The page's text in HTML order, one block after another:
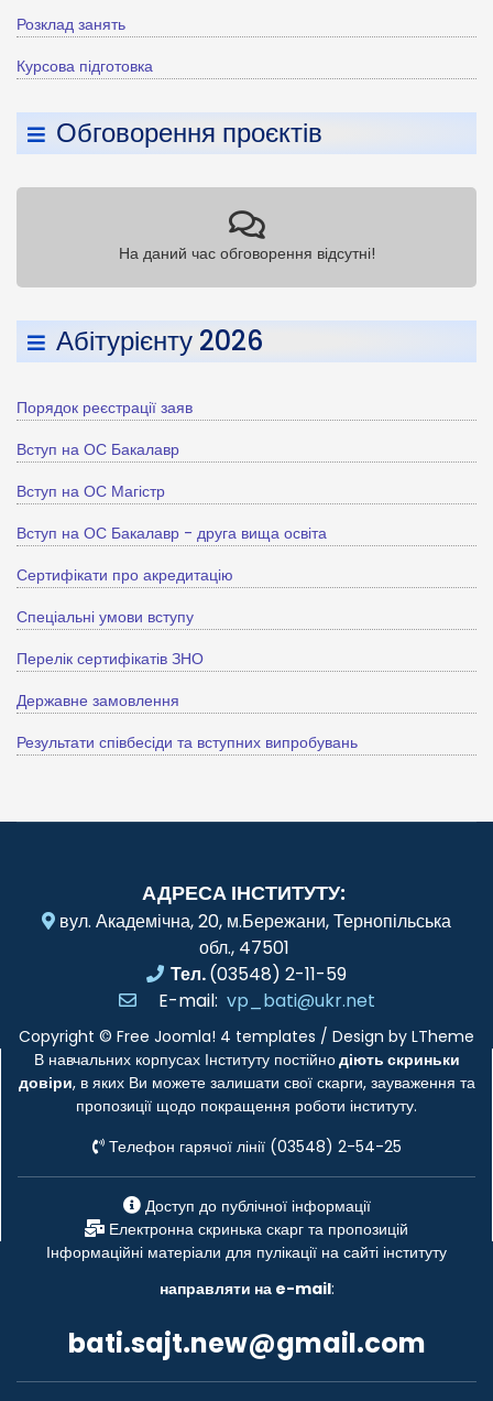
Розклад занять
Курсова підготовка
Обговорення проєктів
На даний час обговорення відсутні!
Абітурієнту 2026
Порядок реєстрації заяв
Вступ на ОС Бакалавр
Вступ на ОС Магістр
Вступ на ОС Бакалавр - друга вища освіта
Сертифікати про акредитацію
Спеціальні умови вступу
Перелік сертифікатів ЗНО
Державне замовлення
Результати співбесіди та вступних випробувань
АДРЕСА ІНСТИТУТУ:
вул. Академічна, 20, м.Бережани, Тернопільська
обл., 47501
Тел.(03548) 2-11-59
E-mail: vp_bati@ukr.net
Copyright © Free Joomla! 4 templates / Design by LTheme
В навчальних корпусах Інституту постійнодіють скриньки
довіри, в яких Ви можете залишати свої скарги, зауваження та
пропозиції щодо покращення роботи інституту.
Телефон гарячої лінії (03548) 2-54-25
Доступ до публічної інформації
Електронна скринька скарг та пропозицій
Інформаційні матеріали для пулікації на сайті інституту
направляти на e-mail:
bati.sajt.new@gmail.com